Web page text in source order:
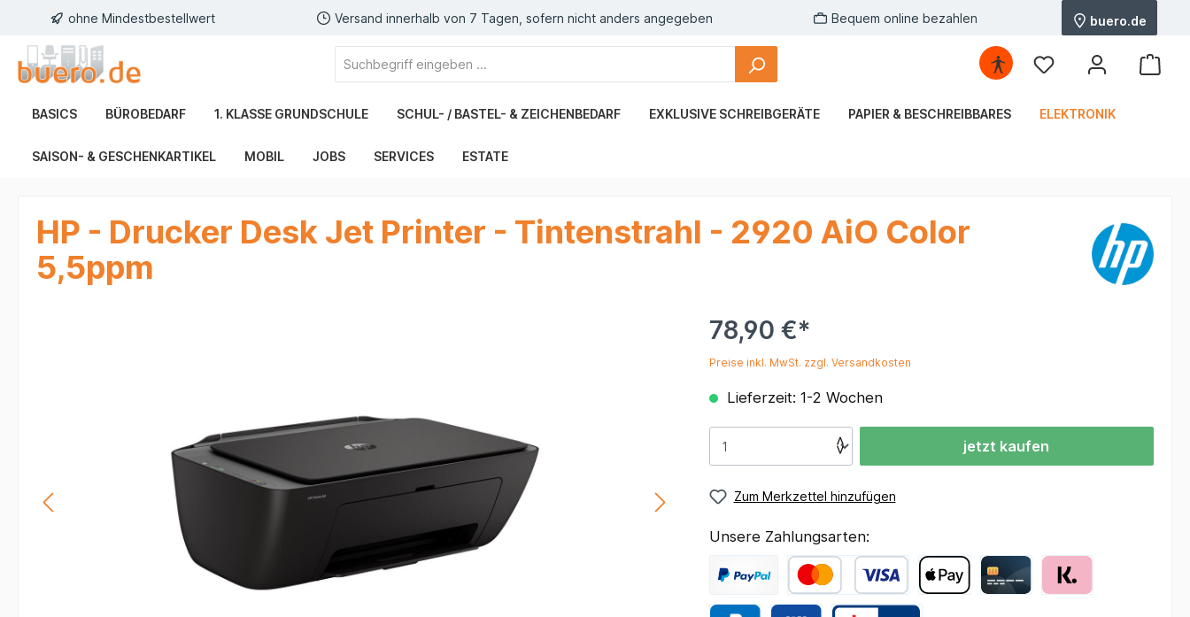
ohne Mindestbestellwert Versand innerhalb von 7 Tagen, sofern nicht anders angegeben Bequem online bezahlen buero.de
BASICS BÜROBEDARF 1. KLASSE GRUNDSCHULE SCHUL- / BASTEL- & ZEICHENBEDARF EXKLUSIVE SCHREIBGERÄTE PAPIER & BESCHREIBBARES ELEKTRONIK
SAISON- & GESCHENKARTIKEL MOBIL JOBS SERVICES ESTATE
HP - Drucker Desk Jet Printer - Tintenstrahl - 2920 AiO Color
5,5ppm
78,90 €*
Preise inkl. MwSt. zzgl. Versandkosten
Lieferzeit: 1-2 Wochen
jetzt kaufen
Zum Merkzettel hinzufügen
Unsere Zahlungsarten: